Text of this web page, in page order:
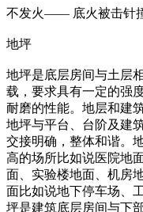
不发火—— 底火被击针
地坪
地坪是底层房间与土层
载，要求具有一定的强
耐磨的性能。地层和建
地坪与平台、台阶及建
交接明确，整体和谐。
高的场所比如说医院地
面、实验楼地面、机房
面比如说地下停车场、
坪是建筑底层房间与下